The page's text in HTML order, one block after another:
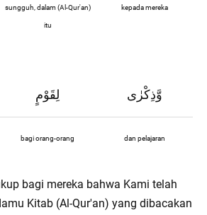
sungguh, dalam (Al-Qur'an)
itu
kepada mereka
لِقَوْمٍ وَّذِكْرٰى
bagi orang-orang dan pelajaran
bagi mereka bahwa Kami telah
Kitab (Al-Qur'an) yang dibacakan